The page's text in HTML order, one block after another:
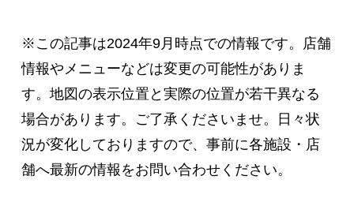
※この記事は2024年9月時点での情報です。店舗
情報やメニューなどは変更の可能性がありま
す。地図の表示位置と実際の位置が若干異なる
場合があります。ご了承くださいませ。日々状
況が変化しておりますので、事前に各施設・店
舗へ最新の情報をお問い合わせください。